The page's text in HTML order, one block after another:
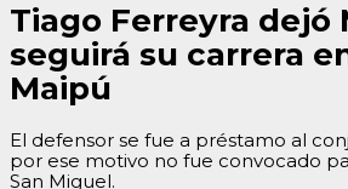
Tiago Ferreyra dejó
seguirá su carrera
Maipú
El defensor se fue a préstamo al
por ese motivo no fue convocado
San Miguel.